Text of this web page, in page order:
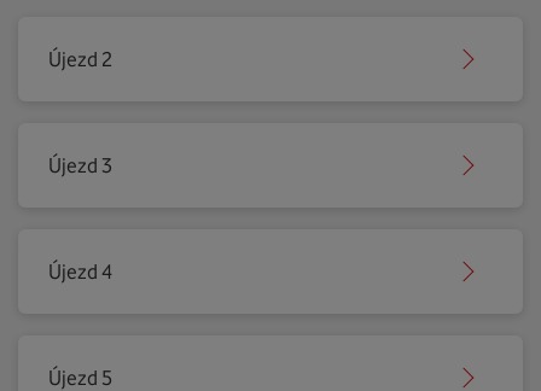
Újezd 2
Újezd 3
Újezd 4
Újezd 5